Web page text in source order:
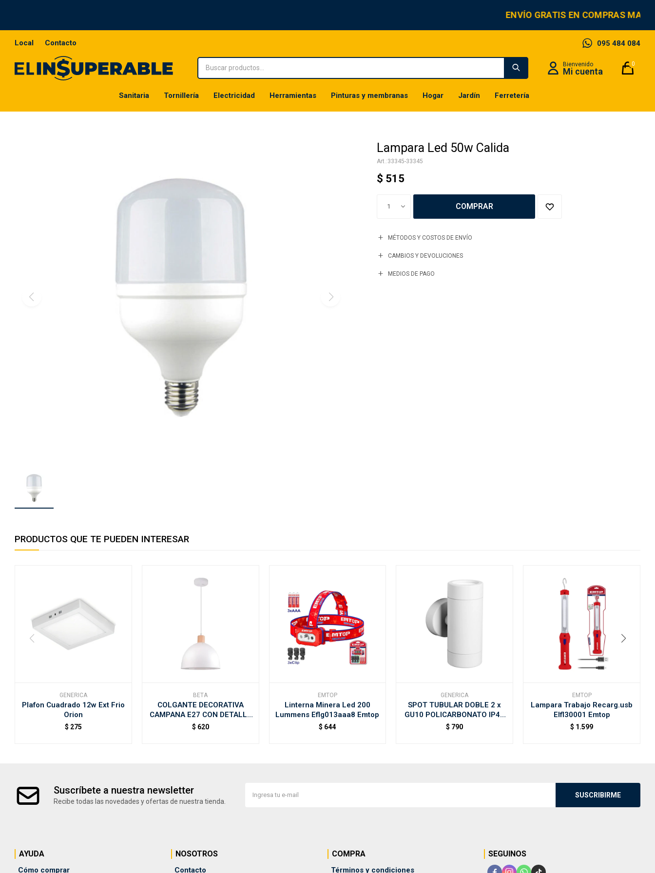
ENVÍO GRATIS EN COMPRAS
Sanitaria Tornillería Electricidad Herramientas Pinturas y membranas Hogar Jardín Ferretería
0
095 484 084
Local Contacto
Lampara Led 50w Calida
33345-33345
$ 515
1 COMPRAR
MÉTODOS Y COSTOS DE ENVÍO
CAMBIOS Y DEVOLUCIONES
MEDIOS DE PAGO
PRODUCTOS QUE TE PUEDEN INTERESAR
GENERICA
Plafon Cuadrado 12w Ext Frio
Orion
$ 275
BETA
COLGANTE DECORATIVA
CAMPANA E27 CON DETALLE
EN MADERA BETA - Blanco
$ 620
EMTOP
Linterna Minera Led 200
Lummens Eflg013aaa8 Emtop
$ 644
GENERICA
SPOT TUBULAR DOBLE 2 x
GU10 POLICARBONATO IP44
BETA - Blanco
$ 790
EMTOP
Lampara Trabajo Recarg.usb
Elfl30001 Emtop
$ 1.599
Suscríbete a nuestra newsletter
Recibe todas las novedades y ofertas de nuestra tienda.
SUSCRIBIRME
AYUDA
Cómo comprar
NOSOTROS
Contacto
COMPRA
Términos y condiciones
SEGUINOS